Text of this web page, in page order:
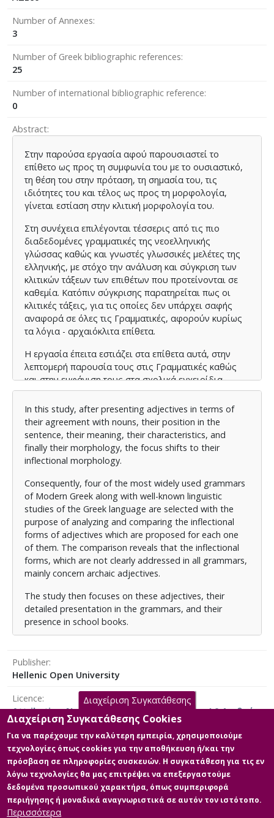
Number of Annexes
3
Number of Greek bibliographic references
25
Number of international bibliographic reference
0
Abstract
Στην παρούσα εργασία αφού παρουσιαστεί το
επίθετο ως προς τη συμφωνία του με το ουσιαστικό,
τη θέση του στην πρόταση, τη σημασία του, τις
ιδιότητες του και τέλος ως προς τη μορφολογία,
γίνεται εστίαση στην κλιτική μορφολογία του.
Στη συνέχεια επιλέγονται τέσσερις από τις πιο
διαδεδομένες γραμματικές της νεοελληνικής
γλώσσας καθώς και γνωστές γλωσσικές μελέτες της
ελληνικής, με στόχο την ανάλυση και σύγκριση των
κλιτικών τάξεων των επιθέτων που προτείνονται σε
καθεμία. Κατόπιν σύγκρισης παρατηρείται πως οι
κλιτικές τάξεις, για τις οποίες δεν υπάρχει σαφής
αναφορά σε όλες τις Γραμματικές, αφορούν κυρίως
τα λόγια - αρχαιόκλιτα επίθετα.
Η εργασία έπειτα εστιάζει στα επίθετα αυτά, στην
λεπτομερή παρουσία τους στις Γραμματικές καθώς
και στην εμφάνιση τους στα σχολικά εγχειρίδια.
μπορούσαν να λειτουργήσουν συμπληρωματικά αλλά
και ανεξάρτητα για τη διδασκαλία των λόγιων
επιθέτων στις δύο τελευταίες τάξεις του δημοτικού.
In this study, after presenting adjectives in terms of
their agreement with nouns, their position in the
sentence, their meaning, their characteristics, and
finally their morphology, the focus shifts to their
inflectional morphology.
Consequently, four of the most widely used grammars
of Modern Greek along with well-known linguistic
studies of the Greek language are selected with the
purpose of analyzing and comparing the inflectional
forms of adjectives which are proposed for each one
of them. The comparison reveals that the inflectional
forms, which are not clearly addressed in all grammars,
mainly concern archaic adjectives.
The study then focuses on these adjectives, their
detailed presentation in the grammars, and their
presence in school books.
could work both supplementary and independently for
teaching these adjectives in the last two grades of
primary school.
Publisher
Hellenic Open University
Licence
Attribution-NonCommercial-NoDerivatives 4.0 Διεθνές
Main Files
Full text
Description: Διπλωματική εργασία -
Διαχείριση Συγκατάθεσης
Διαχείριση Συγκατάθεσης Cookies
Για να παρέχουμε την καλύτερη εμπειρία, χρησιμοποιούμε
τεχνολογίες όπως cookies για την αποθήκευση ή/και την
πρόσβαση σε πληροφορίες συσκευών. Η συγκατάθεση για τις εν
λόγω τεχνολογίες θα μας επιτρέψει να επεξεργαστούμε
δεδομένα προσωπικού χαρακτήρα, όπως συμπεριφορά
περιήγησης ή μοναδικά αναγνωριστικά σε αυτόν τον ιστότοπο.
Περισσότερα